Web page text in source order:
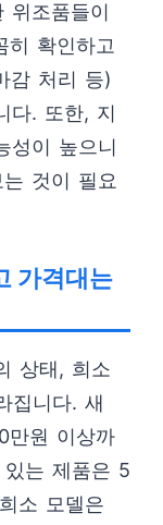
위조품들이
히 확인하고
감 처리 등)
다. 또한, 지
성이 높으니
것이 필요
가격대는
상태, 희소
집니다. 새
만원 이상까
는 제품은 5
소 모델은